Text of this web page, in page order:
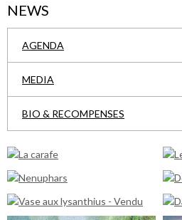
NEWS
AGENDA
MEDIA
BIO & RECOMPENSES